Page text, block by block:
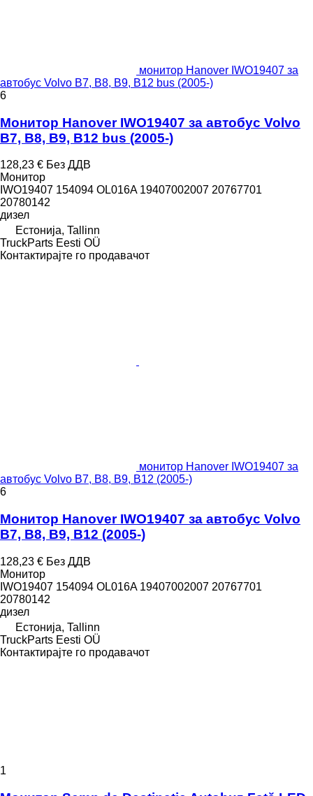
монитор Hanover IWO19407 за
автобус Volvo B7, B8, B9, B12 bus (2005-)
6
Монитор Hanover IWO19407 за автобус Volvo
B7, B8, B9, B12 bus (2005-)
128,23 € Без ДДВ
Монитор
IWO19407 154094 OL016A 19407002007 20767701
20780142
дизел
Естонија, Tallinn
TruckParts Eesti OÜ
Контактирајте го продавачот
монитор Hanover IWO19407 за
автобус Volvo B7, B8, B9, B12 (2005-)
6
Монитор Hanover IWO19407 за автобус Volvo
B7, B8, B9, B12 (2005-)
128,23 € Без ДДВ
Монитор
IWO19407 154094 OL016A 19407002007 20767701
20780142
дизел
Естонија, Tallinn
TruckParts Eesti OÜ
Контактирајте го продавачот
1